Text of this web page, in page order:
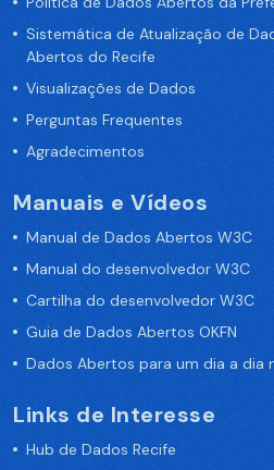
Sistemática de Atualização de
Abertos do Recife
Visualizações de Dados
Perguntas Frequentes
Agradecimentos
Manuais e Vídeos
Manual de Dados Abertos W3C
Manual do desenvolvedor W3C
Cartilha do desenvolvedor W3C
Guia de Dados Abertos OKFN
Dados Abertos para um dia a dia
Links de Interesse
Hub de Dados Recife